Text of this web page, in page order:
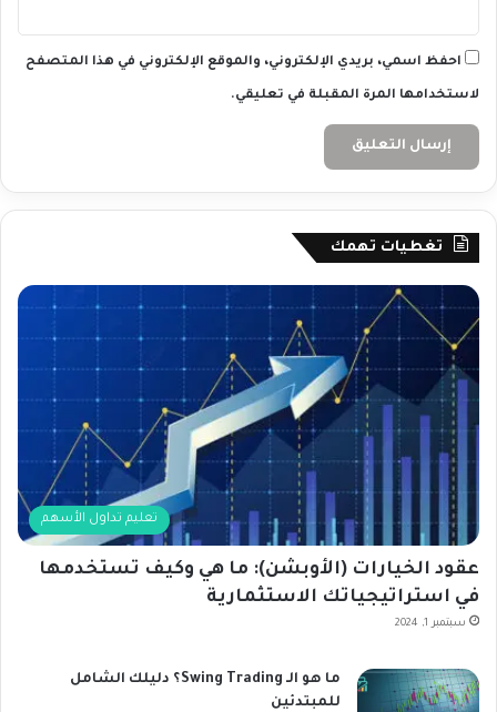
احفظ اسمي، بريدي الإلكتروني، والموقع الإلكتروني في هذا المتصفح
لاستخدامها المرة المقبلة في تعليقي.
تغطيات تهمك
تعليم تداول الأسهم
عقود الخيارات (الأوبشن): ما هي وكيف تستخدمها
في استراتيجياتك الاستثمارية
سبتمبر 1, 2024
ما هو الـ Swing Trading؟ دليلك الشامل
للمبتدئين